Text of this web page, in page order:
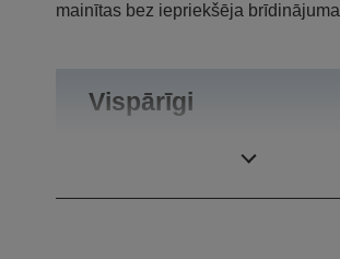
mainītas bez iepriekšēja brīdinājuma
Vispārīgi